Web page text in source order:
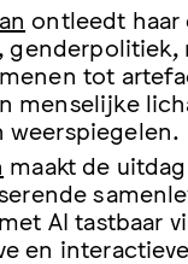
ontleedt haar
tot
menselijke
weerspiegelen.
maakt de
AI tastbaar
en